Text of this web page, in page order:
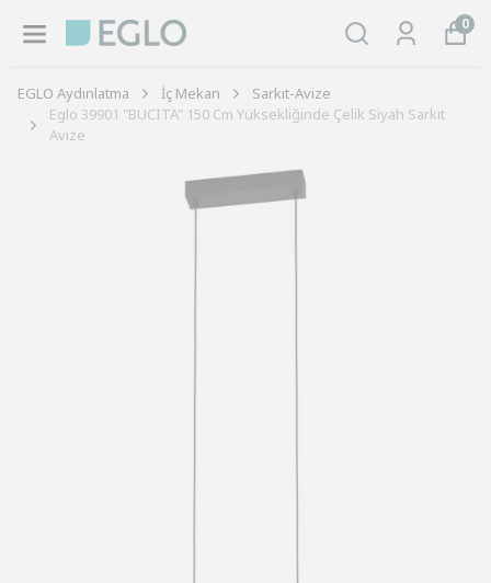
0
EGLO Aydınlatma İç Mekan
Sarkıt-Avize
Eglo 39901 "BUCITA" 150 Cm Yüksekliğinde Çelik Siyah Sarkıt
Avize